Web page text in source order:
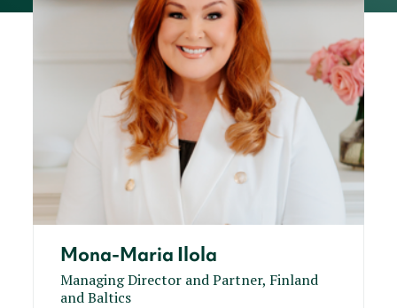
Mona-Maria Ilola
Managing Director and Partner, Finland
and Baltics